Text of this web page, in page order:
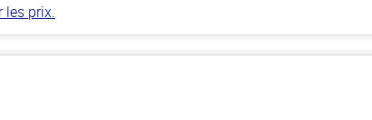
les prix.